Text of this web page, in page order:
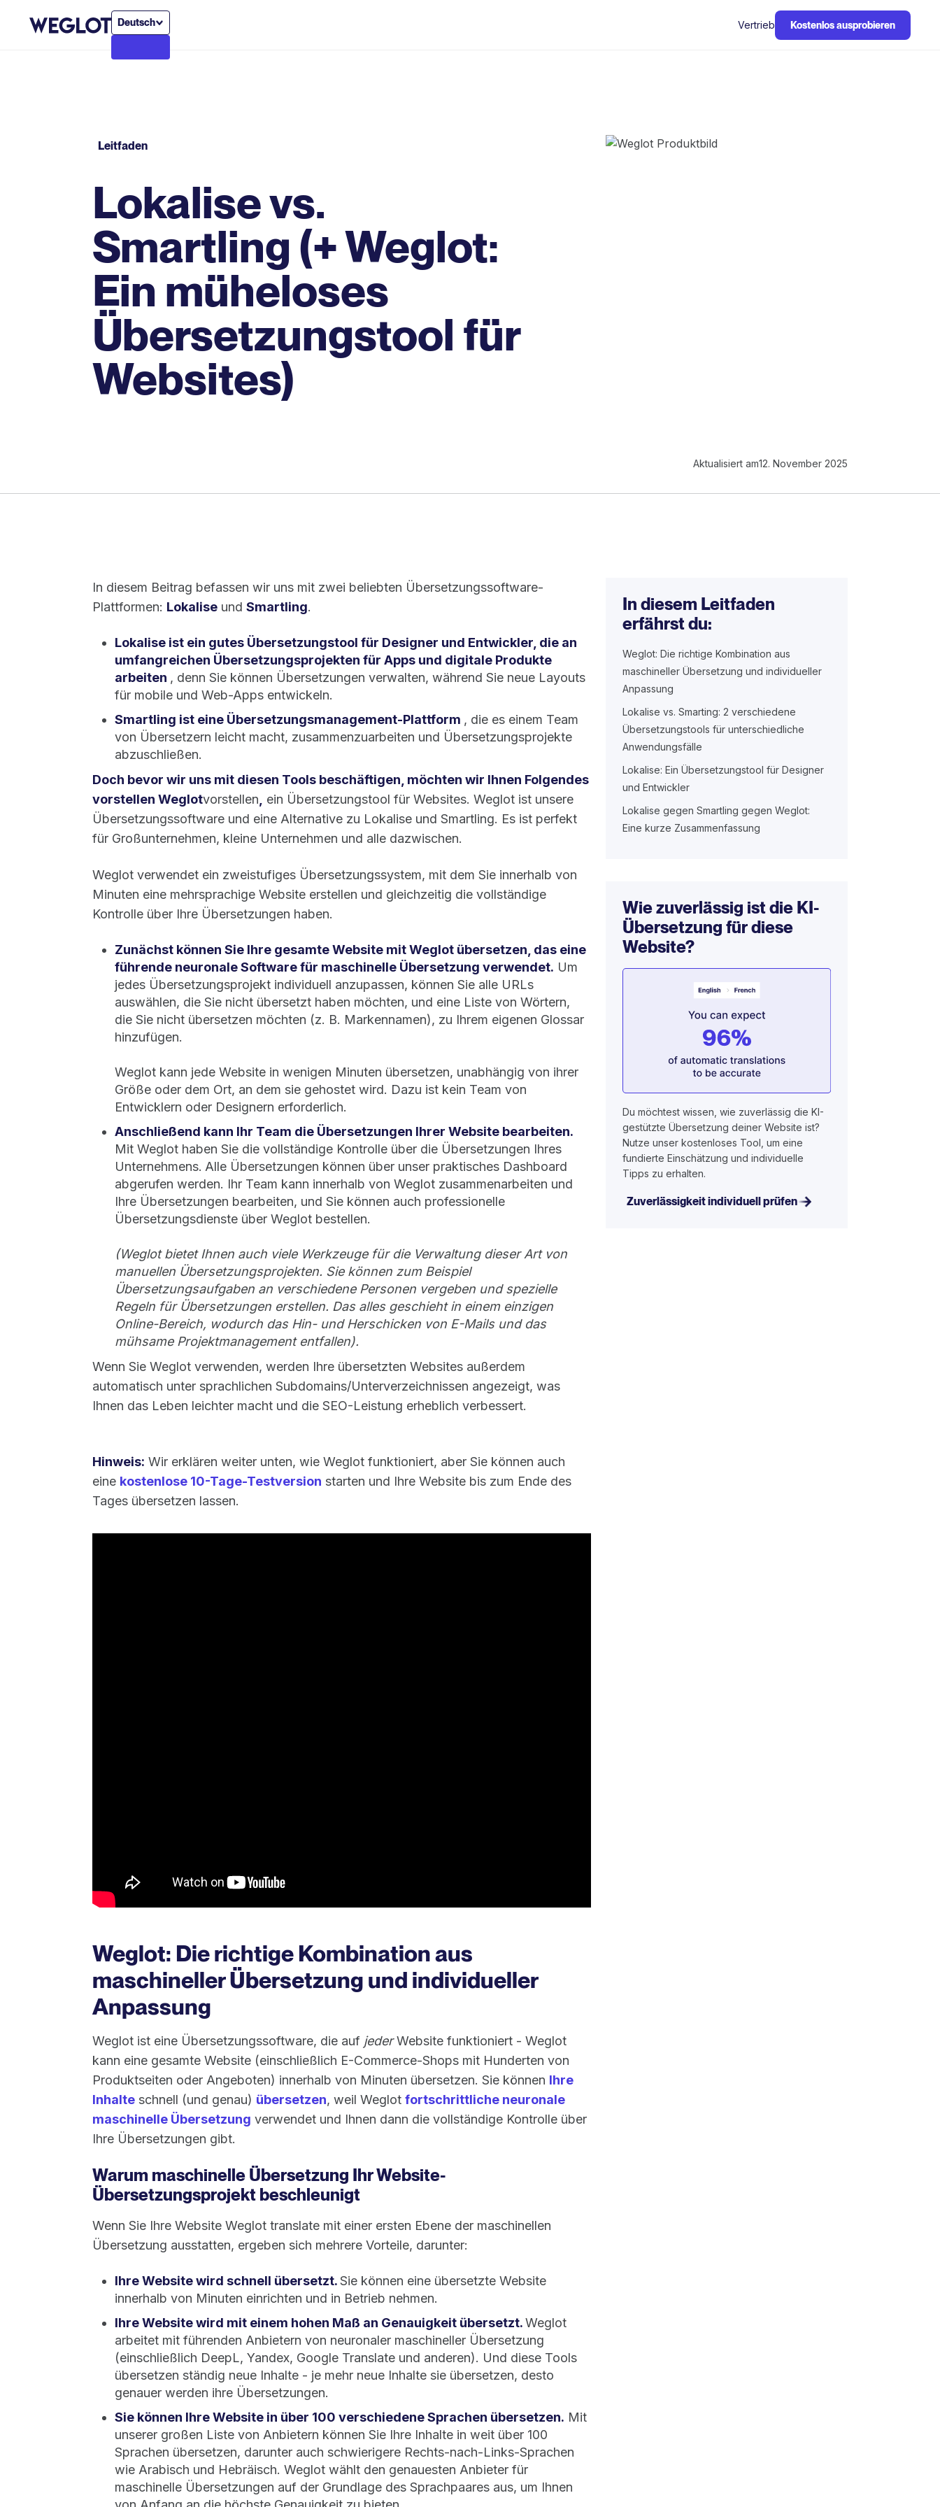
Deutsch Vertrieb Kostenlos ausprobieren
Leitfaden
Lokalise vs.
Smartling (+ Weglot:
Ein müheloses
Übersetzungstool für
Websites)
Aktualisiert am12. November 2025
In diesem Beitrag befassen wir uns mit zwei beliebten Übersetzungssoftware-
Plattformen: Lokalise und Smartling.
Lokalise ist ein gutes Übersetzungstool für Designer und Entwickler, die an
umfangreichen Übersetzungsprojekten für Apps und digitale Produkte
arbeiten , denn Sie können Übersetzungen verwalten, während Sie neue Layouts
für mobile und Web-Apps entwickeln.
Smartling ist eine Übersetzungsmanagement-Plattform , die es einem Team
von Übersetzern leicht macht, zusammenzuarbeiten und Übersetzungsprojekte
abzuschließen.
Doch bevor wir uns mit diesen Tools beschäftigen, möchten wir Ihnen Folgendes
vorstellen Weglotvorstellen
ein Übersetzungstool für Websites. Weglot ist unsere
Übersetzungssoftware und eine Alternative zu Lokalise und Smartling. Es ist perfekt
für Großunternehmen, kleine Unternehmen und alle dazwischen.
Weglot verwendet ein zweistufiges Übersetzungssystem, mit dem Sie innerhalb von
Minuten eine mehrsprachige Website erstellen und gleichzeitig die vollständige
Kontrolle über Ihre Übersetzungen haben.
Zunächst können Sie Ihre gesamte Website mit Weglot übersetzen, das eine
führende neuronale Software für maschinelle Übersetzung verwendet. Um
jedes Übersetzungsprojekt individuell anzupassen, können Sie alle URLs
auswählen, die Sie nicht übersetzt haben möchten, und eine Liste von Wörtern,
die Sie nicht übersetzen möchten (z. B. Markennamen), zu Ihrem eigenen Glossar
hinzufügen.
Weglot kann jede Website in wenigen Minuten übersetzen, unabhängig von ihrer
Größe oder dem Ort, an dem sie gehostet wird. Dazu ist kein Team von
Entwicklern oder Designern erforderlich.
Anschließend kann Ihr Team die Übersetzungen Ihrer Website bearbeiten.
Mit Weglot haben Sie die vollständige Kontrolle über die Übersetzungen Ihres
Unternehmens. Alle Übersetzungen können über unser praktisches Dashboard
abgerufen werden. Ihr Team kann innerhalb von Weglot zusammenarbeiten und
Ihre Übersetzungen bearbeiten, und Sie können auch professionelle
Übersetzungsdienste über Weglot bestellen.
(Weglot bietet Ihnen auch viele Werkzeuge für die Verwaltung dieser Art von
manuellen Übersetzungsprojekten. Sie können zum Beispiel
Übersetzungsaufgaben an verschiedene Personen vergeben und spezielle
Regeln für Übersetzungen erstellen. Das alles geschieht in einem einzigen
Online-Bereich, wodurch das Hin- und Herschicken von E-Mails und das
mühsame Projektmanagement entfallen).
Wenn Sie Weglot verwenden, werden Ihre übersetzten Websites außerdem
automatisch unter sprachlichen Subdomains/Unterverzeichnissen angezeigt, was
Ihnen das Leben leichter macht und die SEO-Leistung erheblich verbessert.
Hinweis: Wir erklären weiter unten, wie Weglot funktioniert, aber Sie können auch
eine kostenlose 10-Tage-Testversion starten und Ihre Website bis zum Ende des
Tages übersetzen lassen.
Weglot: Die richtige Kombination aus
maschineller Übersetzung und individueller
Anpassung
Weglot ist eine Übersetzungssoftware, die auf jederWebsite funktioniert - Weglot
kann eine gesamte Website (einschließlich E-Commerce-Shops mit Hunderten von
Produktseiten oder Angeboten) innerhalb von Minuten übersetzen. Sie können Ihre
Inhalte schnell (und genau) übersetzen, weil Weglot fortschrittliche neuronale
maschinelle Übersetzung verwendet und Ihnen dann die vollständige Kontrolle über
Ihre Übersetzungen gibt.
Warum maschinelle Übersetzung Ihr Website-
Übersetzungsprojekt beschleunigt
Wenn Sie Ihre Website Weglot translate mit einer ersten Ebene der maschinellen
Übersetzung ausstatten, ergeben sich mehrere Vorteile, darunter:
Ihre Website wird schnell übersetzt.Sie können eine übersetzte Website
innerhalb von Minuten einrichten und in Betrieb nehmen.
Ihre Website wird mit einem hohen Maß an Genauigkeit übersetzt.Weglot
arbeitet mit führenden Anbietern von neuronaler maschineller Übersetzung
(einschließlich DeepL, Yandex, Google Translate und anderen). Und diese Tools
übersetzen ständig neue Inhalte - je mehr neue Inhalte sie übersetzen, desto
genauer werden ihre Übersetzungen.
Sie können Ihre Website in über 100 verschiedene Sprachen übersetzen. Mit
unserer großen Liste von Anbietern können Sie Ihre Inhalte in weit über 100
Sprachen übersetzen, darunter auch schwierigere Rechts-nach-Links-Sprachen
wie Arabisch und Hebräisch. Weglot wählt den genauesten Anbieter für
maschinelle Übersetzungen auf der Grundlage des Sprachpaares aus, um Ihnen
In diesem Leitfaden
erfährst du:
Weglot: Die richtige Kombination aus
maschineller Übersetzung und individueller
Anpassung
Lokalise vs. Smarting: 2 verschiedene
Übersetzungstools für unterschiedliche
Anwendungsfälle
Lokalise: Ein Übersetzungstool für Designer
und Entwickler
Lokalise gegen Smartling gegen Weglot:
Eine kurze Zusammenfassung
Wie zuverlässig ist die KI-
Übersetzung für diese
Website?
Du möchtest wissen, wie zuverlässig die KI-
gestützte Übersetzung deiner Website ist?
Nutze unser kostenloses Tool, um eine
fundierte Einschätzung und individuelle
Tipps zu erhalten.
Zuverlässigkeit individuell prüfen